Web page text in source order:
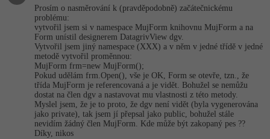
UML a návrhové vzory
React
Spring
ASP.NET MVC
Django
HTML / CSS
UML a návrhové vzory
MySQL/MariaDB
MS-SQL
SQLite
Tester
Systémový administrátor
Grafik / UX/UI návrhář
3D grafik
Projektový manažer
Swift -80%
Kotlin -80%
C -80%
VB.NET
SQL
Prosím o nasměrování k (pravděpodobně) začátečnickému
problému:
vytvořil jsem si v namespace MujForm knihovnu MujForm a na
Form unístil designerem DatagrivView dgv.
Vytvořil jsem jiný namespace (XXX) a v něm v jedné třídě v jedné
metodě vytvořil proměnnou:
MujForm frm=new MujForm();
Pokud udělám frm.Open(), vše je OK, Form se otevře, tzn., že
třída MujForm je referencovaná a je vidět. Bohužel se nemůžu
dostat na člen dgv a nastavovat mu vlastnosti z této metody.
Myslel jsem, že je to proto, že dgv není vidět (byla vygenerována
jako private), tak jsem jí přepsal jako public, bohužel stále
nevidím žádný člen MujForm. Kde může být zakopaný pes ??
Díky, nikos